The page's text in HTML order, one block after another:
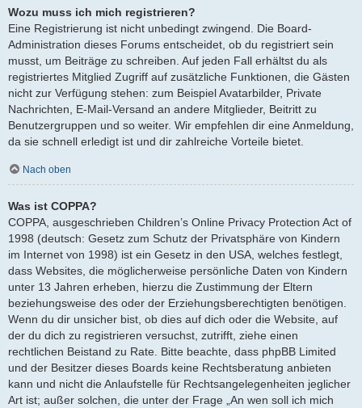
Wozu muss ich mich registrieren?
Eine Registrierung ist nicht unbedingt zwingend. Die Board-
Administration dieses Forums entscheidet, ob du registriert sein
musst, um Beiträge zu schreiben. Auf jeden Fall erhältst du als
registriertes Mitglied Zugriff auf zusätzliche Funktionen, die Gästen
nicht zur Verfügung stehen: zum Beispiel Avatarbilder, Private
Nachrichten, E-Mail-Versand an andere Mitglieder, Beitritt zu
Benutzergruppen und so weiter. Wir empfehlen dir eine Anmeldung,
da sie schnell erledigt ist und dir zahlreiche Vorteile bietet.
Nach oben
Was ist COPPA?
COPPA, ausgeschrieben Children’s Online Privacy Protection Act of
1998 (deutsch: Gesetz zum Schutz der Privatsphäre von Kindern
im Internet von 1998) ist ein Gesetz in den USA, welches festlegt,
dass Websites, die möglicherweise persönliche Daten von Kindern
unter 13 Jahren erheben, hierzu die Zustimmung der Eltern
beziehungsweise des oder der Erziehungsberechtigten benötigen.
Wenn du dir unsicher bist, ob dies auf dich oder die Website, auf
der du dich zu registrieren versuchst, zutrifft, ziehe einen
rechtlichen Beistand zu Rate. Bitte beachte, dass phpBB Limited
und der Besitzer dieses Boards keine Rechtsberatung anbieten
kann und nicht die Anlaufstelle für Rechtsangelegenheiten jeglicher
Art ist; außer solchen, die unter der Frage „An wen soll ich mich